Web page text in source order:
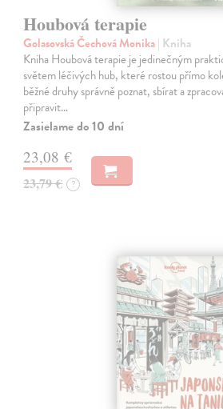
Houbová terapie
Golasovská Čechová Monika| Kniha
Kniha Houbová terapie je jedinečným
světem léčivých hub, které rostou přímo
běžné druhy správně poznat, sbírat a
připravit…
Zasielame do 10 dní
23,08 €
23,79 € ?